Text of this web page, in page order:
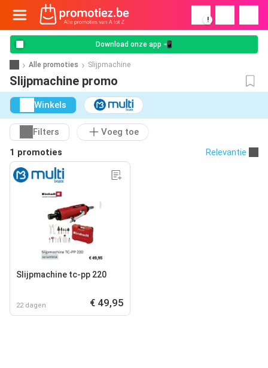
!
Download onze app 📲
Alle promoties Slijpmachine
Slijpmachine promo
Winkels
Filters
Voeg toe
1 promoties
Relevantie
Slijpmachine tc-pp 220
22 dagen € 49,95